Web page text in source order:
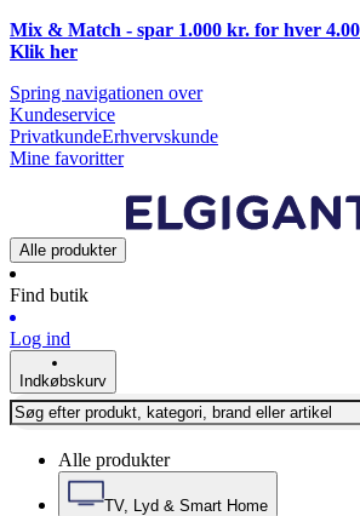
Mix & Match - spar 1.000 kr. for hver
Klik her
Spring navigationen over
Kundeservice
PrivatkundeErhvervskunde
Mine favoritter
Alle produkter
Find butik
Log ind
Indkøbskurv
Alle produkter
TV, Lyd & Smart Home